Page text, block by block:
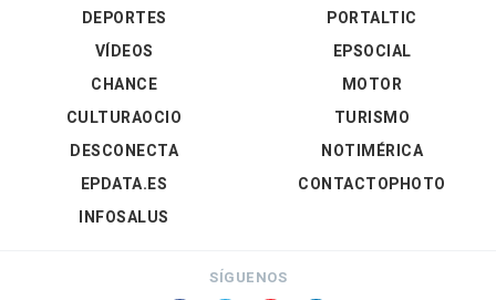
DEPORTES
VÍDEOS
PORTALTIC
EPSOCIAL
CHANCE
CULTURAOCIO
DESCONECTA
EPDATA.ES
INFOSALUS
MOTOR
TURISMO
NOTIMÉRICA
CONTACTOPHOTO
SÍGUENOS